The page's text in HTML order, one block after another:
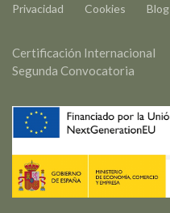
Privacidad
Cookies Blog
Certificación Internacional
Segunda Convocatoria